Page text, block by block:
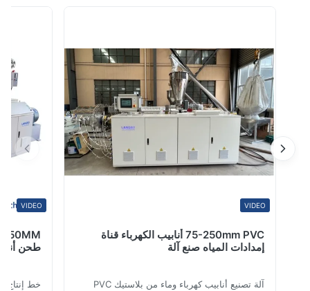
Ahmed Al Mansoori
Jul 31.2025
Mixing speed is excellent, and the material becomes
75-250mm PVC أنابيب الكهرباء قناة
إمدادات المياه صنع آلة
آلة تصنيع أنابيب كهرباء وماء من بلاستيك PVC
طحن أنابيب PE بالكامل التلقائي